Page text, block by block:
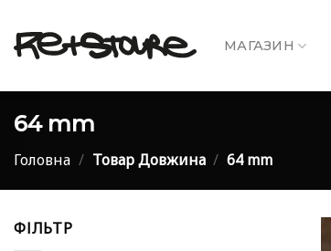
content
МАГАЗИН
64 mm
Головна / Товар Довжина / 64 mm
ФІЛЬТР